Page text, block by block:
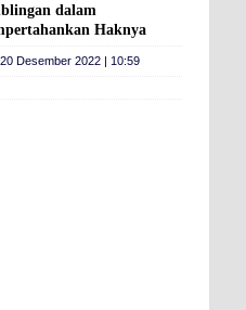
dalam
Haknya
20 Desember 2022 | 10:59